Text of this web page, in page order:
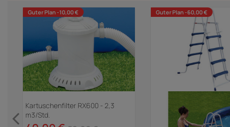
Guter Plan -10,00 €
Kartuschenfilter RX600 - 2,3
m3/Std.
Guter Plan -60,00 €